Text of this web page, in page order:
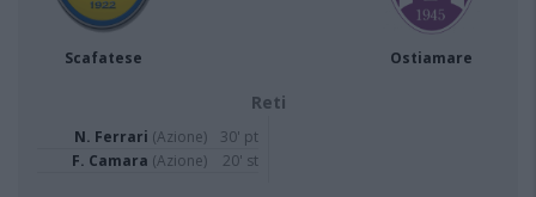
Scafatese Ostiamare
Reti
N. Ferrari (Azione)
30' pt
F. Camara (Azione) 20' st